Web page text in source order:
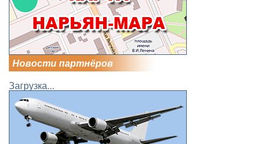
Новости партнёров
Загрузка...